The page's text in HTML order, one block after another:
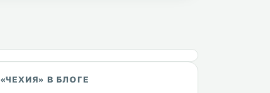
«ЧЕХИЯ» В БЛОГЕ